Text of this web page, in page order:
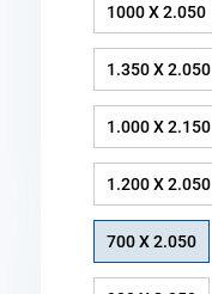
1000 X 2.050
1.350 X 2.050
1.000 X 2.150
1.200 X 2.050
700 X 2.050